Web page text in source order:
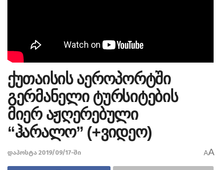
ქუთაისის აეროპორტში
გერმანელი ტურსიტების
მიერ აჟღერებული
“ჰარალო” (+ვიდეო)
დაპოსტა 2019/09/17-ში AA